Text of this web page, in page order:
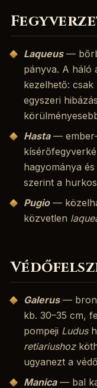
Laqueus—
pányva. A háló
kezelhető:
egyszeri
Hasta— ember-
hagyománya
szerint a
Pugio—
közvetlen
Galerus—
kb. 30–35 cm,
pompeji Ludus
retiariushoz
ugyanezt a
Manica— bal